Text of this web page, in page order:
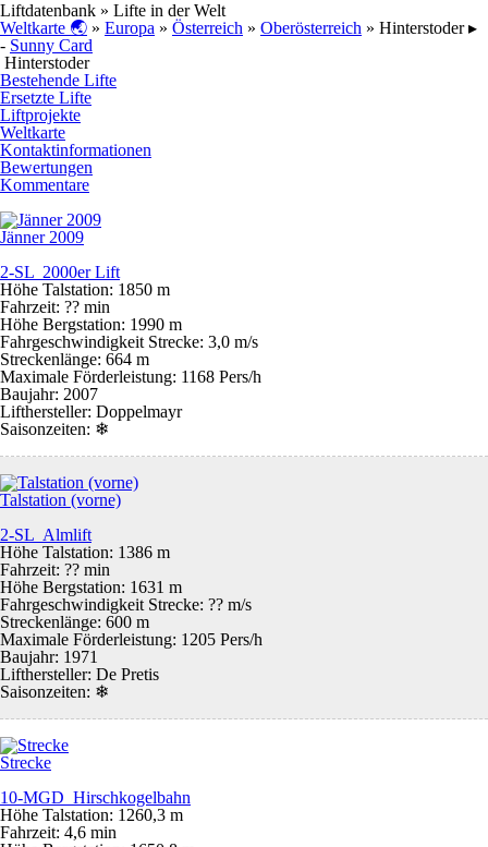
Liftdatenbank » Lifte in der Welt
Weltkarte 🌏 » Europa » Österreich » Oberösterreich » Hinterstoder ▸
- Sunny Card
Hinterstoder
Bestehende Lifte
Ersetzte Lifte
Liftprojekte
Weltkarte
Kontaktinformationen
Bewertungen
Kommentare
Jänner 2009
2-SL 2000er Lift
Höhe Talstation: 1850 m
Fahrzeit: ?? min
Höhe Bergstation: 1990 m
Fahrgeschwindigkeit Strecke: 3,0 m/s
Streckenlänge: 664 m
Maximale Förderleistung: 1168 Pers/h
Baujahr: 2007
Lifthersteller: Doppelmayr
Saisonzeiten: ❄
Talstation (vorne)
2-SL Almlift
Höhe Talstation: 1386 m
Fahrzeit: ?? min
Höhe Bergstation: 1631 m
Fahrgeschwindigkeit Strecke: ?? m/s
Streckenlänge: 600 m
Maximale Förderleistung: 1205 Pers/h
Baujahr: 1971
Lifthersteller: De Pretis
Saisonzeiten: ❄
Strecke
10-MGD Hirschkogelbahn
Höhe Talstation: 1260,3 m
Fahrzeit: 4,6 min